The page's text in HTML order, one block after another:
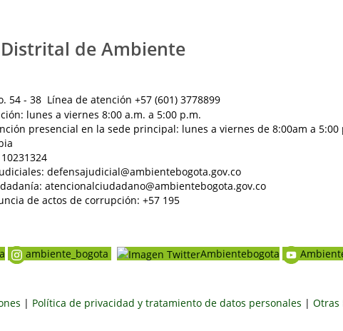
de Ambiente
54 - 38 Línea de atención +57 (601) 3778899
lunes a viernes 8:00 a.m. a 5:00 p.m.
presencial en la sede principal: lunes a viernes de 8:00am a
defensajudicial@ambientebogota.gov.co
atencionalciudadano@ambientebogota.gov.co
de actos de corrupción: +57 195
ambiente_bogota Ambientebogota
| Política de privacidad y tratamiento de datos personales | Otras